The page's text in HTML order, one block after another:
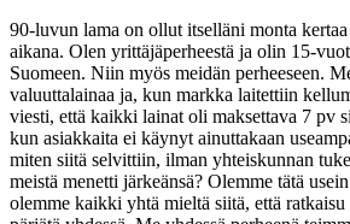
90-luvun lama on ollut itselläni monta
aikana. Olen yrittäjäperheestä ja olin 15-
Suomeen. Niin myös meidän perheeseen.
valuuttalainaa ja, kun markka laitettiin
viesti, että kaikki lainat oli maksettava 7 pv
kun asiakkaita ei käynyt ainuttakaan
miten siitä selvittiin, ilman yhteiskunnan
meistä menetti järkeänsä? Olemme tätä
olemme kaikki yhtä mieltä siitä, että ratkaisu